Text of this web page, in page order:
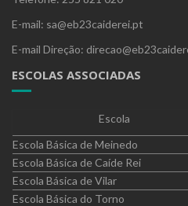
E-mail: sa@eb23caiderei.pt
E-mail Direção:
ESCOLAS ASSOCIADAS
Escola
Escola Básica de Meinedo
Escola Básica de Caíde Rei
Escola Básica de Vilar
Escola Básica do Torno